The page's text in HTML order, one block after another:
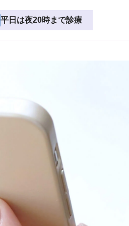
平日は夜20時まで診療